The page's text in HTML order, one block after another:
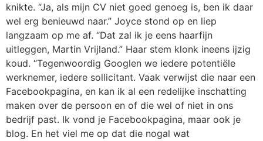
knikte. “Ja, als mijn CV niet goed genoeg is, ben ik daar
wel erg benieuwd naar.” Joyce stond op en liep
langzaam op me af. “Dat zal ik je eens haarfijn
uitleggen, Martin Vrijland.” Haar stem klonk ineens ijzig
koud. “Tegenwoordig Googlen we iedere potentiële
werknemer, iedere sollicitant. Vaak verwijst die naar een
Facebookpagina, en kan ik al een redelijke inschatting
maken over de persoon en of die wel of niet in ons
bedrijf past. Ik vond je Facebookpagina, maar ook je
blog. En het viel me op dat die nogal wat